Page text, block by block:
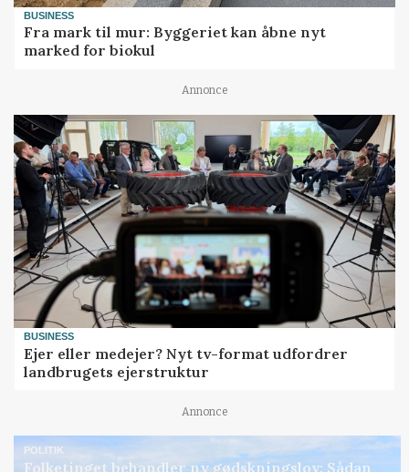
BUSINESS
Fra mark til mur: Byggeriet kan åbne nyt
marked for biokul
Annonce
BUSINESS
Ejer eller medejer? Nyt tv-format udfordrer
landbrugets ejerstruktur
Annonce
POLITIK
Folketinget behandler ny gødskningslov: Sådan